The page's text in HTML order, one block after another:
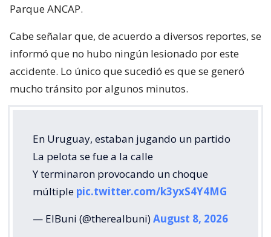
Parque ANCAP.
Cabe señalar que, de acuerdo a diversos reportes, se
informó que no hubo ningún lesionado por este
accidente. Lo único que sucedió es que se generó
mucho tránsito por algunos minutos.
En Uruguay, estaban jugando un partido
La pelota se fue a la calle
Y terminaron provocando un choque
múltiple pic.twitter.com/k3yxS4Y4MG
— ElBuni (@therealbuni)August 8, 2026